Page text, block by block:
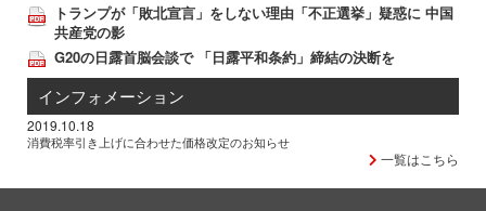
トランプが「敗北宣言」をしない理由「不正選挙」疑惑に 中国
共産党の影
G20の日露首脳会談で 「日露平和条約」締結の決断を
インフォメーション
2019.10.18
消費税率引き上げに合わせた価格改定のお知らせ
一覧はこちら